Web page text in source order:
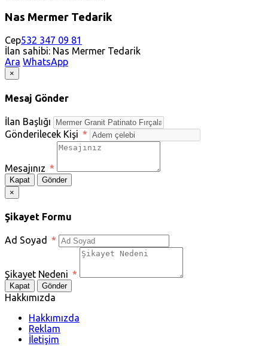
Nas Mermer Tedarik
Cep532 347 09 81
İlan sahibi: Nas Mermer Tedarik
Ara WhatsApp
×
Mesaj Gönder
İlan Başlığı
Gönderilecek Kişi *
Mesajınız *
Kapat
Gönder
×
Şikayet Formu
Ad Soyad *
Şikayet Nedeni *
Kapat Gönder
Hakkımızda
Hakkımızda
Reklam
İletişim